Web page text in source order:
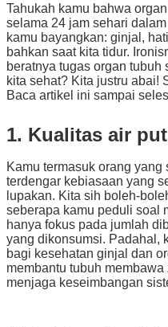
Tahukah kamu bahwa
selama 24 jam sehari
kamu bayangkan: ginjal,
bahkan saat kita tidur.
beratnya tugas organ tubuh
kita sehat? Kita justru abai!
Baca artikel ini sampai
1. Kualitas air
Kamu termasuk orang yang
terdengar kebiasaan yang
lupakan. Kita sih boleh-
seberapa kamu peduli soal
hanya fokus pada jumlah
yang dikonsumsi. Padahal,
bagi kesehatan ginjal dan
membantu tubuh
menjaga keseimbangan